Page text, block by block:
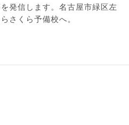
発信します。名古屋市緑区左
さくら予備校へ。